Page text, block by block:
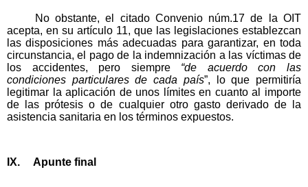
No obstante, el citado Convenio núm.17 de la OIT
acepta, en su artículo 11, que las legislaciones establezcan
las disposiciones más adecuadas para garantizar, en toda
circunstancia, el pago de la indemnización a las víctimas de
los accidentes, pero siempre “de acuerdo con las
condiciones particulares de cada país”, lo que permitiría
legitimar la aplicación de unos límites en cuanto al importe
de las prótesis o de cualquier otro gasto derivado de la
asistencia sanitaria en los términos expuestos.
IX. Apunte final